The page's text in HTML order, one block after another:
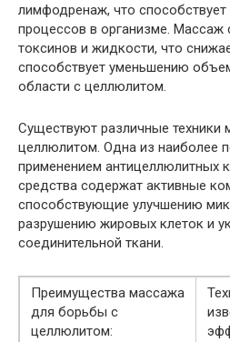
лимфодренаж, что
процессов в организме. Массаж
токсинов и жидкости, что
способствует уменьшению
области с целлюлитом.
Существуют различные
целлюлитом. Одна из наиболее
применением антицеллюлитных
средства содержат активные
способствующие улучшению
разрушению жировых клеток и
соединительной ткани.
Преимущества массажа
для борьбы с
целлюлитом: